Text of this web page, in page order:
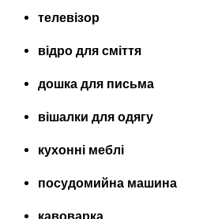
телевізор
відро для сміття
дошка для письма
вішалки для одягу
кухонні меблі
посудомийна машина
кавоварка